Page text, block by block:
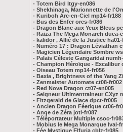
- Totem Bird ltgy-en086
- Shekhinaga, Marionnette de
- Kuriboh Arc-en-Ciel mp14-fr188
- Bus des Enfer orcs-fr086
- Dragon Blanc aux Yeux Bleus
- Raiza The Mega Monarch duea-
- kalidor , Allié de la Justice ha01-
- Numéro 17 : Dragon Léviathan
- Magicien Légendaire Sombre
- Palais Céleste Gangaridai
- Champion Héroïque - Excalibur
- Oiseau Totem mp14-fr056
- Baxia , Brightness of the Yang
- Zenmaister Automate ct08-fr002
- Red Nova Dragon ct07-en005
- Seigneur Ultimentraineur CXyz
- Fitzgerald de Glace dpct-fr005
- Ancien Dragon Féerique ct06-
- Ange de Zéra jotl-fr087
- Téléportateur Multiple csoc-
- Mobius le Mega Monarque lval-
- Fée Mystique Elfuria cblz-fr085